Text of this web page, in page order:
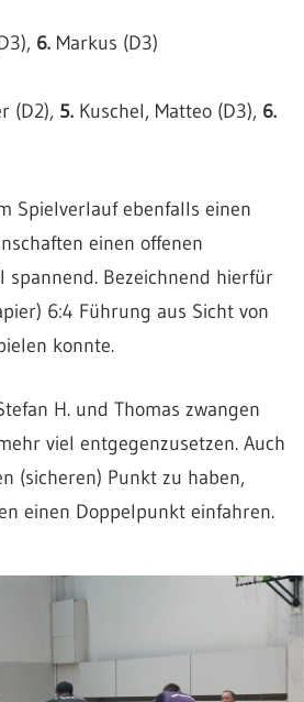
6.Markus (D3)
(D2), 5.Kuschel, Matteo (D3), 6.
Spielverlauf ebenfalls einen
einen offenen
Bezeichnend hierfür
6:4 Führung aus Sicht von
konnte.
H. und Thomas zwangen
viel entgegenzusetzen. Auch
(sicheren) Punkt zu haben,
einen Doppelpunkt einfahren.